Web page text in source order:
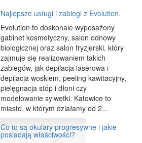
Najlepsze usługi i zabiegi z Evolution.
Evolution to doskonale wyposażony
gabinet kosmetyczny, salon odnowy
biologicznej oraz salon fryzjerski, który
zajmuje się realizowaniem takich
zabiegów, jak depilacja laserowa i
depilacja woskiem, peeling kawitacyjny,
pielęgnacja stóp i dłoni czy
modelowanie sylwetki. Katowice to
miasto, w którym działamy od 2...
Co to są okulary progresywne i jakie
posiadają właściwości?